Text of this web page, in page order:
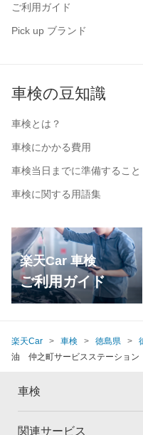
ご利用ガイド
Pick up ブランド
車検の豆知識
車検とは？
車検にかかる費用
車検当日までに準備すること
車検に関する用語集
楽天Car 車検
ご利用ガイド
楽天Car 車検 徳島県
油 仲之町サービスステーション
車検
関連サービス